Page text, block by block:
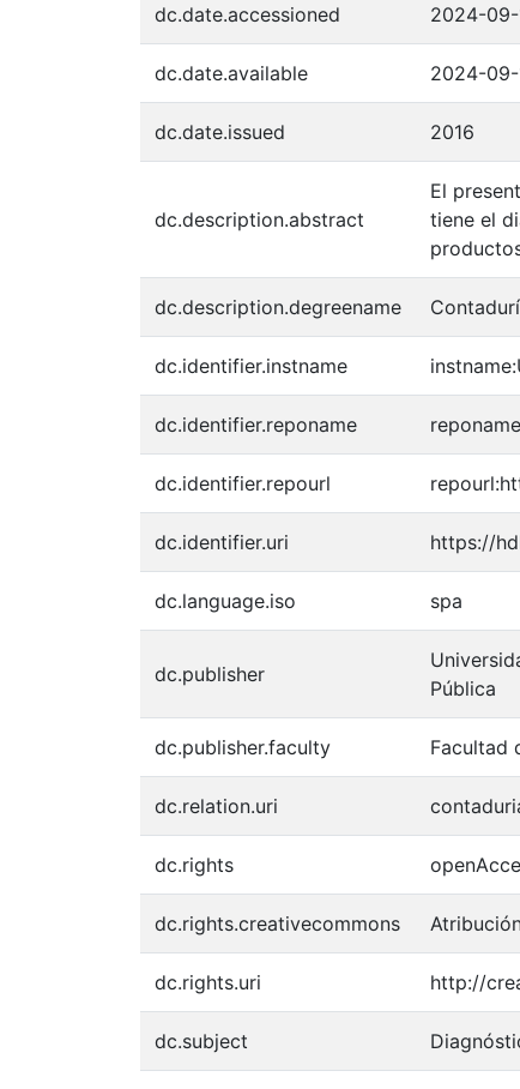
dc.date.accessioned 2024-09-
dc.date.available 2024-09-
dc.date.issued 2016
dc.description.abstract
El
tiene el
dc.description.degreename
dc.identifier.instname
dc.identifier.reponame
dc.identifier.repourl
dc.identifier.uri https://
dc.language.iso spa
dc.publisher
Pública
dc.publisher.faculty Facultad
dc.relation.uri
dc.rights
dc.rights.creativecommons
dc.rights.uri http://
dc.subject